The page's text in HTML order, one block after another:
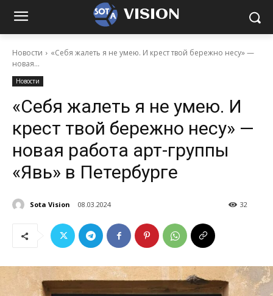
VISION
Новости
«Себя жалеть я не умею. И крест твой бережно несу» —
новая...
Новости
«Себя жалеть я не умею. И
крест твой бережно несу» —
новая работа арт-группы
«Явь» в Петербурге
Sota Vision 08.03.2024 32